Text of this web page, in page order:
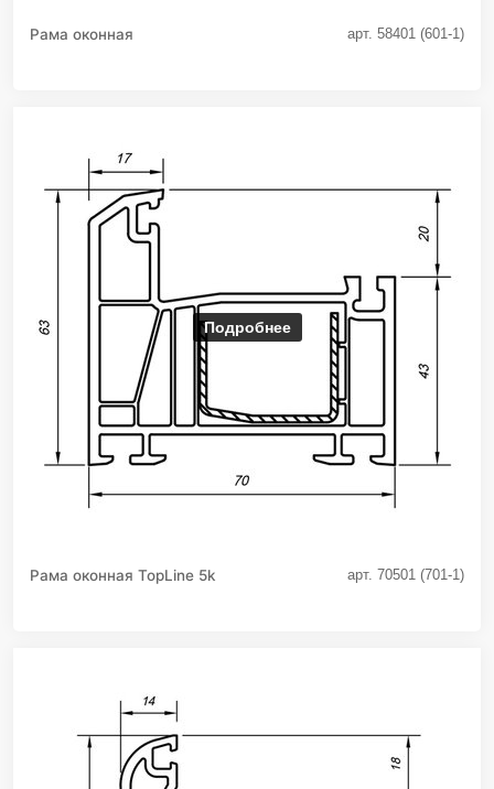
Рама оконная арт. 58401 (601-1)
Подробнее
Рама оконная TopLine 5k арт. 70501 (701-1)